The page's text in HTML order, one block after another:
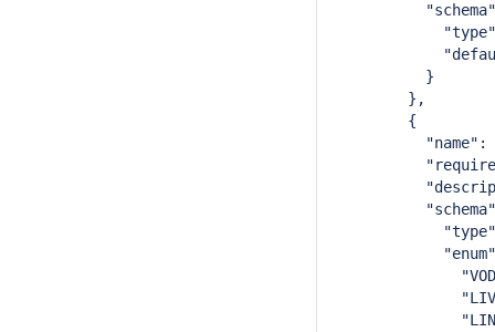
"type":
}
},
{
"name":
"type":